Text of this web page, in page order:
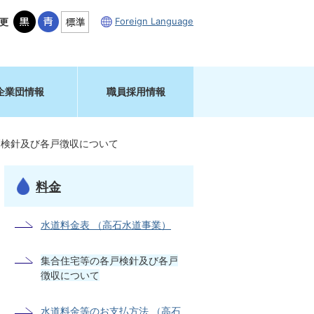
Foreign Language
業団情報 職員採用情報
針及び各戸徴収について
料金
水道料金表 （高石水道事業）
集合住宅等の各戸検針及び各戸
徴収について
水道料金等のお支払方法 （高石